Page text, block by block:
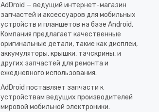
AdDroid — ведущий интернет-магазин
запчастей и аксессуаров для мобильных
устройств и планшетов на базе Android.
Компания предлагает качественные
оригинальные детали, такие как дисплеи,
аккумуляторы, крышки, тачскрины, и
других запчастей для ремонта и
ежедневного использования.​
AdDroid поставляет запчасти к
устройствам ведущих производителей
мировой мобильной электроники.